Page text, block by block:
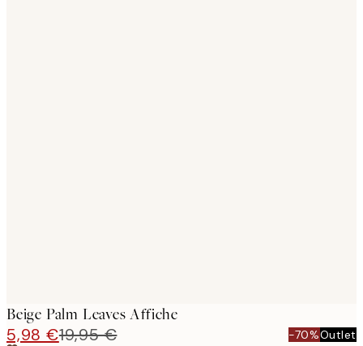
Beige Palm Leaves Affiche
5,98 €19,95 € -70%Outlet